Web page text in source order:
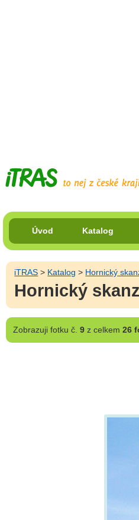
Úvod Katalog
iTRAS > Katalog > Hornický
Hornický
Zobrazujifotku č. 9z celkem 26